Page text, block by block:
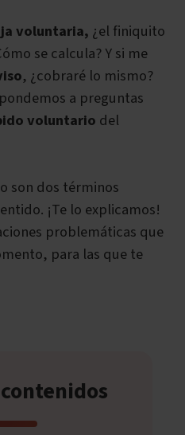
voluntaria, ¿el finiquito
se calcula? Y si me
, ¿cobraré lo mismo?
a preguntas
voluntario del
son dos términos
¡Te lo explicamos!
problemáticas que
para las que te